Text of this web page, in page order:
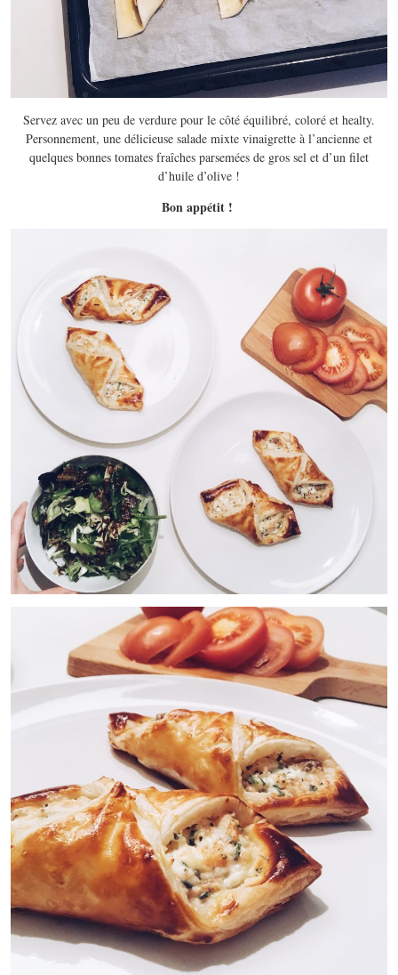
Servez avec un peu de verdure pour le côté équilibré, coloré et healty.
Personnement, une délicieuse salade mixte vinaigrette à l’ancienne et
quelques bonnes tomates fraîches parsemées de gros sel et d’un filet
d’huile d’olive !
Bon appétit !